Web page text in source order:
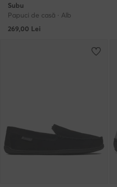
Subu
Papuci de casă · Alb
269,00 Lei